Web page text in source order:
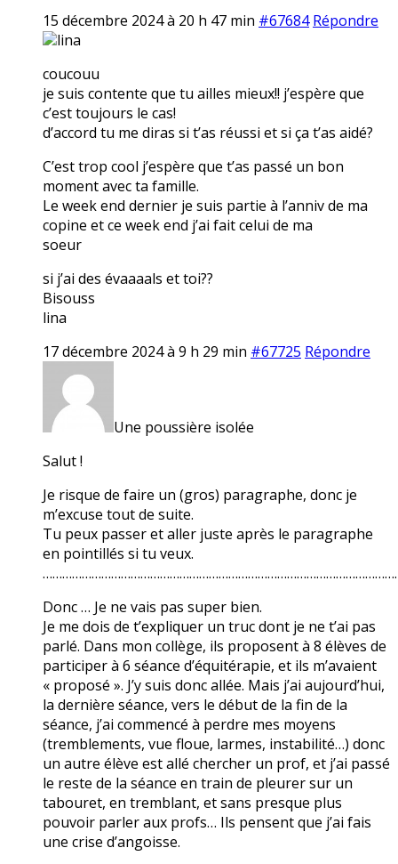
15 décembre 2024 à 20 h 47 min #67684 Répondre
lina
coucouu
je suis contente que tu ailles mieux!! j’espère que
c’est toujours le cas!
d’accord tu me diras si t’as réussi et si ça t’as aidé?
C’est trop cool j’espère que t’as passé un bon
moment avec ta famille.
Le week end dernier je suis partie à l’anniv de ma
copine et ce week end j’ai fait celui de ma
soeur
si j’ai des évaaaals et toi??
Bisouss
lina
17 décembre 2024 à 9 h 29 min #67725 Répondre
Une poussière isolée
Salut !
Je risque de faire un (gros) paragraphe, donc je
m’excuse tout de suite.
Tu peux passer et aller juste après le paragraphe
en pointillés si tu veux.
Donc … Je ne vais pas super bien.
Je me dois de t’expliquer un truc dont je ne t’ai pas
parlé. Dans mon collège, ils proposent à 8 élèves de
participer à 6 séance d’équitérapie, et ils m’avaient
« proposé ». J’y suis donc allée. Mais j’ai aujourd’hui,
la dernière séance, vers le début de la fin de la
séance, j’ai commencé à perdre mes moyens
(tremblements, vue floue, larmes, instabilité…) donc
un autre élève est allé chercher un prof, et j’ai passé
le reste de la séance en train de pleurer sur un
tabouret, en tremblant, et sans presque plus
pouvoir parler aux profs… Ils pensent que j’ai fais
une crise d’angoisse.